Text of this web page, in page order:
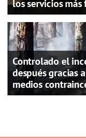
los servicios
Controlado el
después gracias
medios